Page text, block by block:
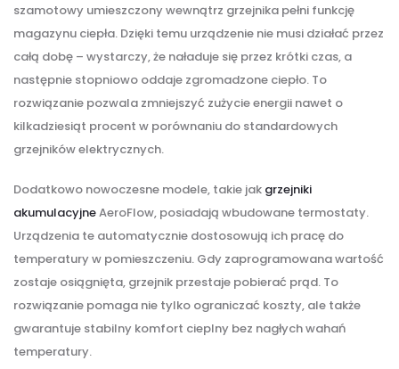
szamotowy umieszczony wewnątrz grzejnika pełni funkcję
magazynu ciepła. Dzięki temu urządzenie nie musi działać przez
całą dobę – wystarczy, że naładuje się przez krótki czas, a
następnie stopniowo oddaje zgromadzone ciepło. To
rozwiązanie pozwala zmniejszyć zużycie energii nawet o
kilkadziesiąt procent w porównaniu do standardowych
grzejników elektrycznych.
Dodatkowo nowoczesne modele, takie jak grzejniki
akumulacyjneAeroFlow, posiadają wbudowane termostaty.
Urządzenia te automatycznie dostosowują ich pracę do
temperatury w pomieszczeniu. Gdy zaprogramowana wartość
zostaje osiągnięta, grzejnik przestaje pobierać prąd. To
rozwiązanie pomaga nie tylko ograniczać koszty, ale także
gwarantuje stabilny komfort cieplny bez nagłych wahań
temperatury.